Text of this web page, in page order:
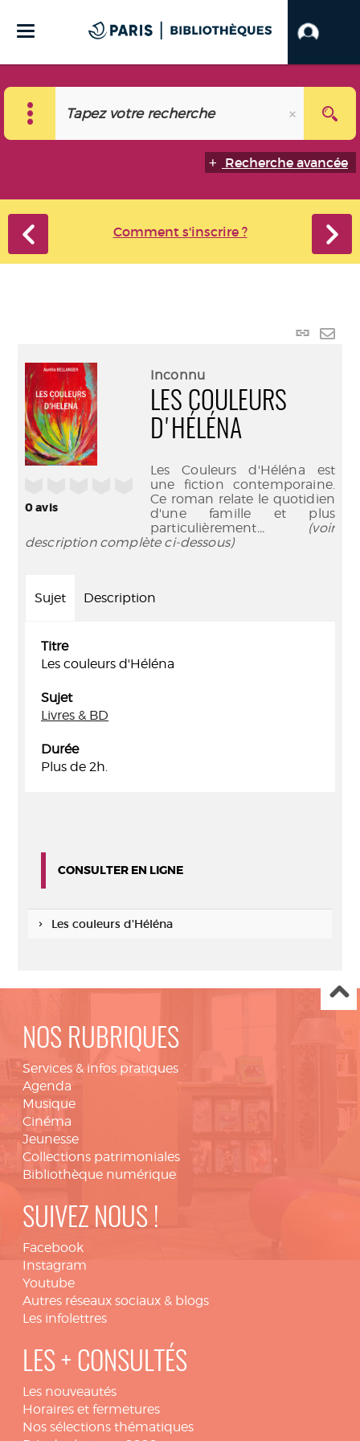
Recherche avancée
Comment s'inscrire ?
Lien
0avis
Inconnu
LES COULEURS
D'HÉLÉNA
Les Couleurs d'Héléna est
une fiction contemporaine.
Ce roman relate le quotidien
d'une famille et plus
particulièrement... (voir
description complète ci-dessous)
Sujet Description
Titre
Les couleurs d'Héléna
Sujet
Livres & BD
Durée
Plus de 2h.
CONSULTER EN LIGNE
Les couleurs d'Héléna
NOS RUBRIQUES
Services & infos pratiques
Agenda
Musique
Cinéma
Jeunesse
Collections patrimoniales
Bibliothèque numérique
SUIVEZ NOUS !
Facebook
Instagram
Youtube
Autres réseaux sociaux & blogs
Les infolettres
LES + CONSULTÉS
Les nouveautés
Horaires et fermetures
Nos sélections thématiques